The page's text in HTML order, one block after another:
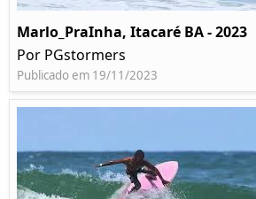
Marlo_PraInha, Itacaré BA - 2023
Por PGstormers
Publicado em 19/11/2023